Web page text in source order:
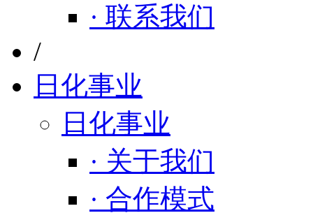
· 联系我们
/
日化事业
日化事业
· 关于我们
· 合作模式